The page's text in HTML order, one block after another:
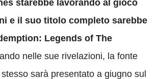
starebbe lavorando al gioco
e il suo titolo completo sarebbe
Legends of The
nelle sue rivelazioni, la fonte
sarà presentato a giugno sul